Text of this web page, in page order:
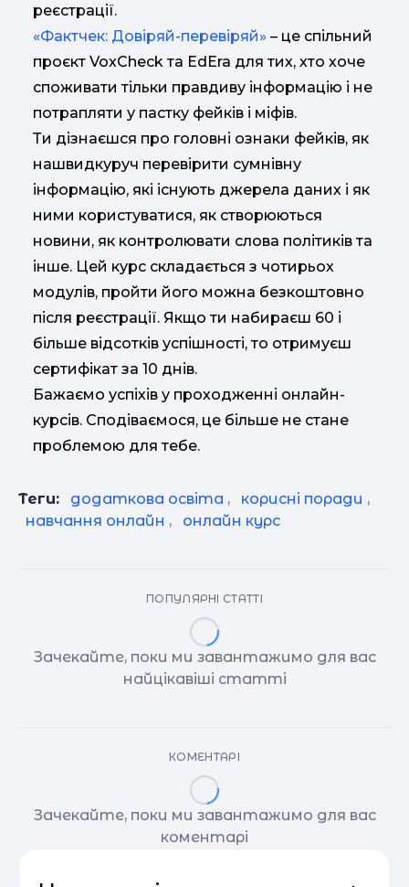
реєстрації.
«Фактчек: Довіряй-перевіряй» – це спільний
проєкт VoxCheck та EdEra для тих, хто хоче
споживати тільки правдиву інформацію і не
потрапляти у пастку фейків і міфів.
Ти дізнаєшся про головні ознаки фейків, як
нашвидкуруч перевірити сумнівну
інформацію, які існують джерела даних і як
ними користуватися, як створюються
новини, як контролювати слова політиків та
інше. Цей курс складається з чотирьох
модулів, пройти його можна безкоштовно
після реєстрації. Якщо ти набираєш 60 і
більше відсотків успішності, то отримуєш
сертифікат за 10 днів.
Бажаємо успіхів у проходженні онлайн-
курсів. Сподіваємося, це більше не стане
проблемою для тебе.
Теги: додаткова освіта , корисні поради ,
навчання онлайн , онлайн курс
ПОПУЛЯРНІ СТАТТІ
Зачекайте, поки ми завантажимо для вас
найцікавіші статті
КОМЕНТАРІ
Зачекайте, поки ми завантажимо для вас
коментарі